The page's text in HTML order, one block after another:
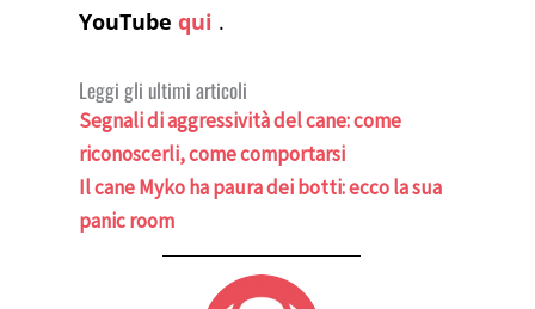
YouTubequi .
Leggi gli ultimi articoli
Segnali di aggressività del cane: come
riconoscerli, come comportarsi
Il cane Myko ha paura dei botti: ecco la sua
panic room